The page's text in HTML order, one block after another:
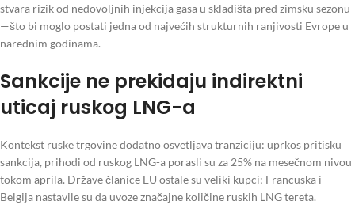
stvara rizik od nedovoljnih injekcija gasa u skladišta pred zimsku sezonu
—što bi moglo postati jedna od najvećih strukturnih ranjivosti Evrope u
narednim godinama.
Sankcije ne prekidaju indirektni
uticaj ruskog LNG-a
Kontekst ruske trgovine dodatno osvetljava tranziciju: uprkos pritisku
sankcija, prihodi od ruskog LNG-a porasli su za 25% na mesečnom nivou
tokom aprila. Države članice EU ostale su veliki kupci; Francuska i
Belgija nastavile su da uvoze značajne količine ruskih LNG tereta.